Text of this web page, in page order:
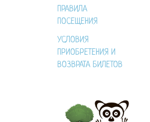
ПРАВИЛА
ПОСЕЩЕНИЯ
УСЛОВИЯ
ПРИОБРЕТЕНИЯ И
ВОЗВРАТА БИЛЕТОВ